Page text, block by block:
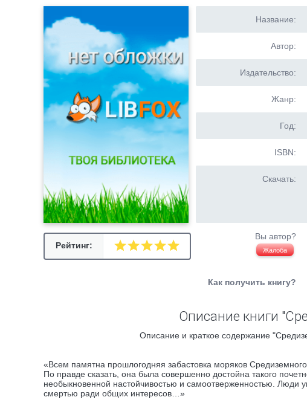
Рейтинг:
Название:
Автор:
Издательство:
Жанр:
Год:
ISBN:
Скачать:
Вы автор?
Жалоба
Как получить книгу?
Описание книги
Описание и краткое содержание
«Всем памятна прошлогодняя забастовка моряков
По правде сказать, она была совершенно достойна такого
необыкновенной настойчивостью и самоотверженностью. Люди
смертью ради общих интересов…»